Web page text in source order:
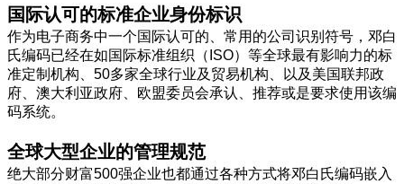
国际认可的标准企业身份标识
作为电子商务中一个国际认可的、常用的公司识别符号，邓白
氏编码已经在如国际标准组织（ISO）等全球最有影响力的标
准定制机构、50多家全球行业及贸易机构、以及美国联邦政
府、澳大利亚政府、欧盟委员会承认、推荐或是要求使用该编
码系统。
全球大型企业的管理规范
绝大部分财富500强企业也都通过各种方式将邓白氏编码嵌入